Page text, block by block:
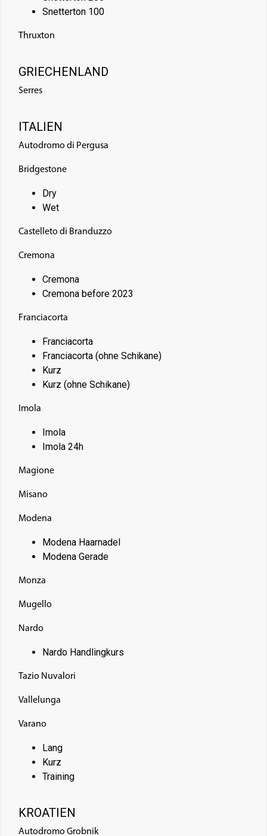
Snetterton 100
Thruxton
GRIECHENLAND
Serres
ITALIEN
Autodromo di Pergusa
Bridgestone
Dry
Wet
Castelleto di Branduzzo
Cremona
Cremona
Cremona before 2023
Franciacorta
Franciacorta
Franciacorta (ohne Schikane)
Kurz
Kurz (ohne Schikane)
Imola
Imola
Imola 24h
Magione
Misano
Modena
Modena Haarnadel
Modena Gerade
Monza
Mugello
Nardo
Nardo Handlingkurs
Tazio Nuvalori
Vallelunga
Varano
Lang
Kurz
Training
KROATIEN
Autodromo Grobnik